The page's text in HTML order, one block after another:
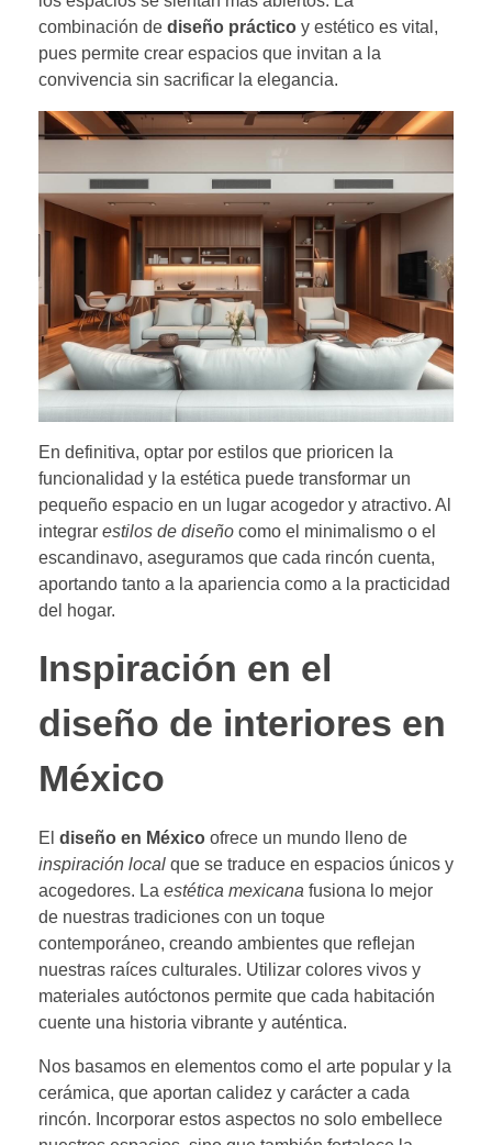
combinación de diseño práctico y estético es vital,
pues permite crear espacios que invitan a la
convivencia sin sacrificar la elegancia.
En definitiva, optar por estilos que prioricen la
funcionalidad y la estética puede transformar un
pequeño espacio en un lugar acogedor y atractivo. Al
integrar estilos de diseño como el minimalismo o el
escandinavo, aseguramos que cada rincón cuenta,
aportando tanto a la apariencia como a la practicidad
del hogar.
Inspiración en el
diseño de interiores en
México
El diseño en México ofrece un mundo lleno de
inspiración local que se traduce en espacios únicos y
acogedores. La estética mexicana fusiona lo mejor
de nuestras tradiciones con un toque
contemporáneo, creando ambientes que reflejan
nuestras raíces culturales. Utilizar colores vivos y
materiales autóctonos permite que cada habitación
cuente una historia vibrante y auténtica.
Nos basamos en elementos como el arte popular y la
cerámica, que aportan calidez y carácter a cada
rincón. Incorporar estos aspectos no solo embellece